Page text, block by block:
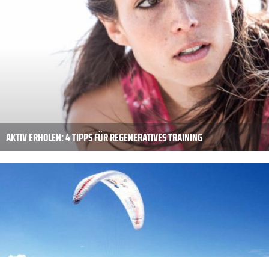
AKTIV ERHOLEN: 4 TIPPS FÜR REGENERATIVES TRAINING